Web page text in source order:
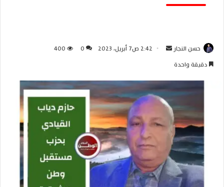
حسن النجار
ل
ب
ر
إ
2:42 ص7 أبريل، 2023 0
400
دقيقة واحدة